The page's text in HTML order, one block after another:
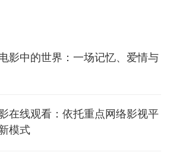
影中的世界：一场记忆、爱情与
在线观看：依托重点网络影视平
模式